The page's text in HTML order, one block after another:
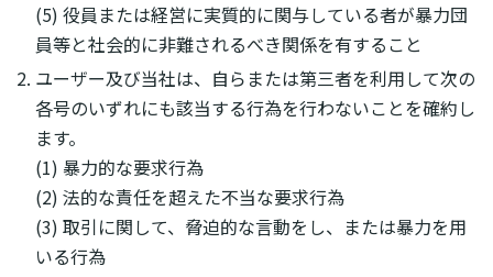
(5) 役員または経営に実質的に関与している者が暴力団
員等と社会的に非難されるべき関係を有すること
ユーザー及び当社は、自らまたは第三者を利用して次の
各号のいずれにも該当する行為を行わないことを確約し
ます。
(1) 暴力的な要求行為
(2) 法的な責任を超えた不当な要求行為
(3) 取引に関して、脅迫的な言動をし、または暴力を用
いる行為